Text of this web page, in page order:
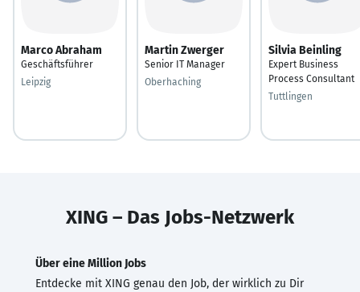
Marco Abraham
Geschäftsführer
Leipzig
Martin Zwerger
Senior IT Manager
Oberhaching
Silvia Beinling
Expert Business
Process Consultant
Tuttlingen
XING – Das Jobs-Netzwerk
Über eine Million Jobs
Entdecke mit XING genau den Job, der wirklich zu Dir